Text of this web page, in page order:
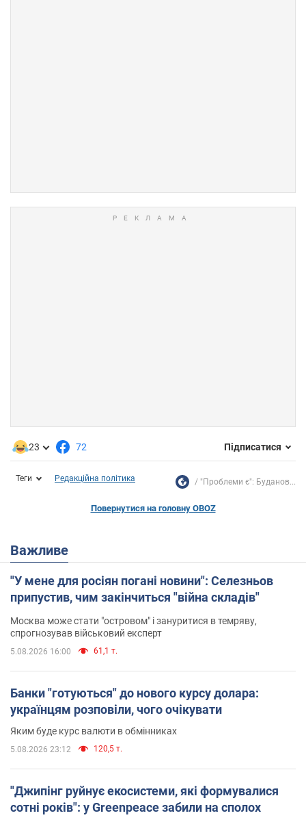
23 72 Підписатися
Теги Редакційна політика "Проблеми є": Буданов...
Повернутися на головну OBOZ
Важливе
"У мене для росіян погані новини": Селезньов
припустив, чим закінчиться "війна складів"
Москва може стати "островом" і зануритися в темряву,
спрогнозував військовий експерт
5.08.2026 16:00 61,1 т.
Банки "готуються" до нового курсу долара:
українцям розповіли, чого очікувати
Яким буде курс валюти в обмінниках
5.08.2026 23:12 120,5 т.
"Джипінг руйнує екосистеми, які формувалися
сотні років": у Greenpeace забили на сполох